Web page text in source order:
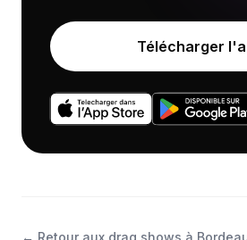
Télécharger
← Retour aux drag shows à